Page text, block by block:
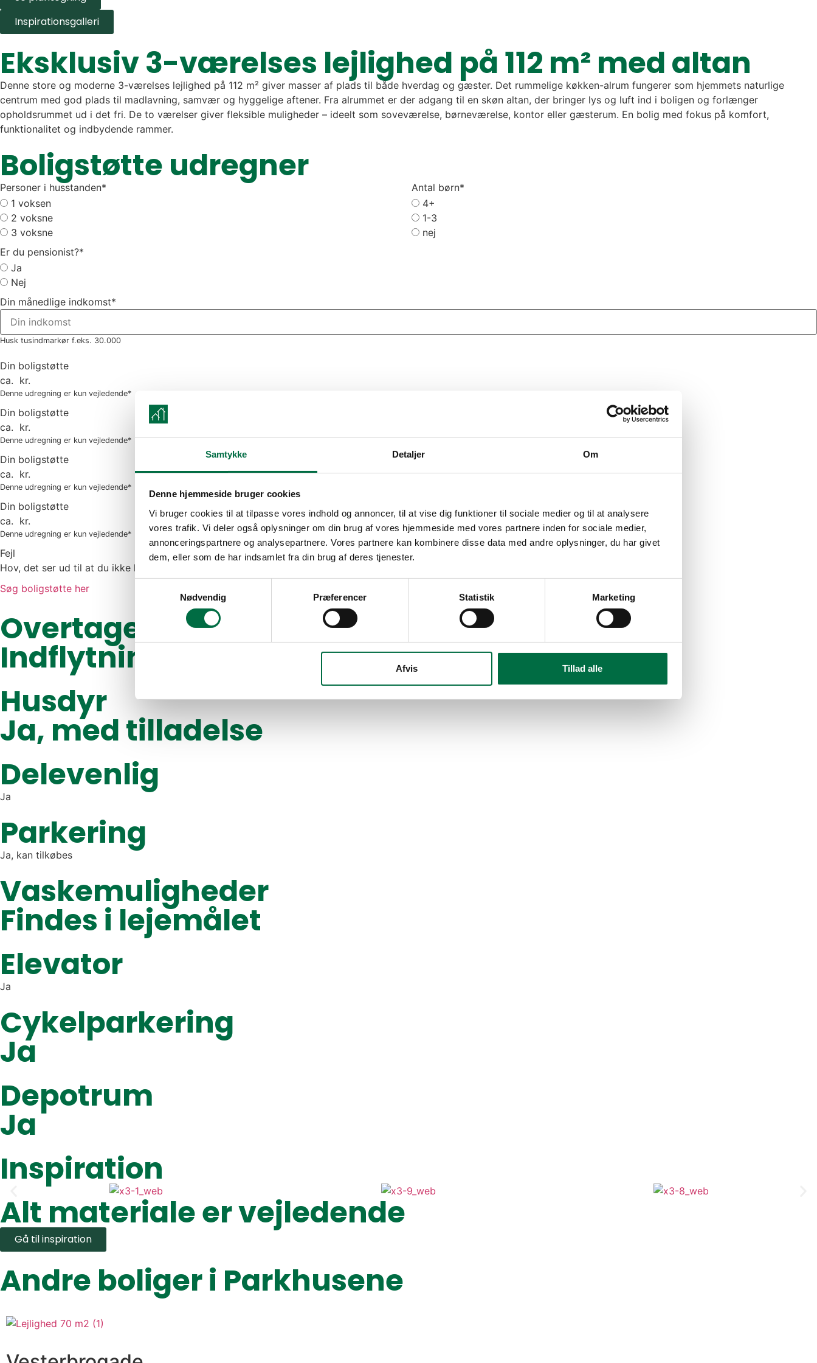
Samtykke Detaljer Om
Denne hjemmeside bruger cookies
Vi bruger cookies til at tilpasse vores indhold og annoncer, til at vise dig funktioner til sociale medier og til at analysere
vores trafik. Vi deler også oplysninger om din brug af vores hjemmeside med vores partnere inden for sociale medier,
annonceringspartnere og analysepartnere. Vores partnere kan kombinere disse data med andre oplysninger, du har givet
dem, eller som de har indsamlet fra din brug af deres tjenester.
Nødvendig
Præferencer Statistik Marketing
Afvis Tillad alle
Inspirationsgalleri
Eksklusiv 3-værelses lejlighed på 112 m² med altan
Denne store og moderne 3-værelses lejlighed på 112 m² giver masser af plads til både hverdag og gæster. Det rummelige køkken-alrum fungerer som hjemmets naturlige
centrum med god plads til madlavning, samvær og hyggelige aftener. Fra alrummet er der adgang til en skøn altan, der bringer lys og luft ind i boligen og forlænger
opholdsrummet ud i det fri. De to værelser giver fleksible muligheder – ideelt som soveværelse, børneværelse, kontor eller gæsterum. En bolig med fokus på komfort,
funktionalitet og indbydende rammer.
Boligstøtte udregner
Personer i husstanden*
1 voksen
2 voksne
3 voksne
Antal børn*
4+
1-3
nej
Er du pensionist?*
Ja
Nej
Din månedlige indkomst*
Husk tusindmarkør f.eks. 30.000
Din boligstøtte
ca. kr.
Denne udregning er kun vejledende*
Din boligstøtte
ca. kr.
Denne udregning er kun vejledende*
Din boligstøtte
ca. kr.
Denne udregning er kun vejledende*
Din boligstøtte
ca. kr.
Denne udregning er kun vejledende*
Fejl
Hov, det ser ud til at du ikke kan få boligstøtte - tjek om du har udfyldt alt korrekt
Søg boligstøtte her
Overtagelsesdato
Indflytningsklar d. 9. januar 2026
Husdyr
Ja, med tilladelse
Delevenlig
Ja
Parkering
Ja, kan tilkøbes
Vaskemuligheder
Findes i lejemålet
Elevator
Ja
Cykelparkering
Ja
Depotrum
Ja
Inspiration
Alt materiale er vejledende
Gå til inspiration
Andre boliger i Parkhusene